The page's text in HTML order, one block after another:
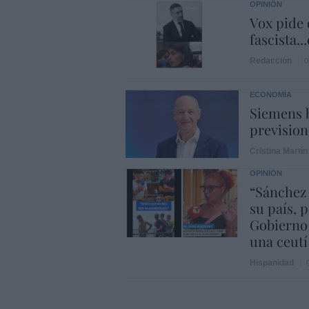
OPINIÓN
Vox pide
ECONOMÍA
Siemens
OPINIÓN
su país,
una ceutí